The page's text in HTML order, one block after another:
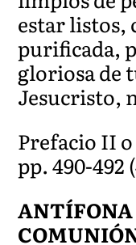
estar listos,
purificada,
gloriosa de
Jesucristo,
Prefacio II
pp. 490-492
ANTÍFONA